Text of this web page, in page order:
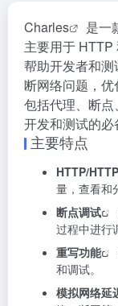
Charles 是一
主要用于
帮助开发者和
断网络问题，优
包括代理、断点
开发和测试的必
主要特点
HTTP/
量，查看和
断点调试
过程中进行
重写功能
和调试。
模拟网络延